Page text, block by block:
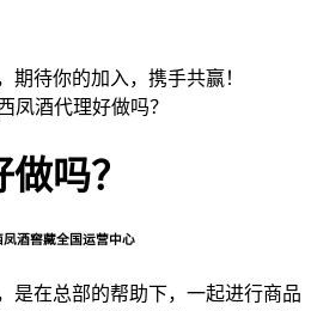
期待你的加入，携手共赢！
凤酒代理好做吗？
吗？
凤酒窖藏全国运营中心
在总部的帮助下，一起进行商品